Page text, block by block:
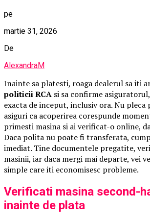
pe
martie 31, 2026
De
AlexandraM
Inainte sa platesti, roaga dealerul sa iti
politicii RCA si sa confirme
exacta de inceput, inclusiv ora. Nu pleca
asiguri ca acoperirea corespunde
primesti masina si ai verificat-o online,
Daca polita nu poate fi transferata,
imediat. Tine documentele pregatite,
masinii, iar daca mergi mai departe, vei
simple care iti economisesc probleme.
Verificati masina second-
inainte de plata